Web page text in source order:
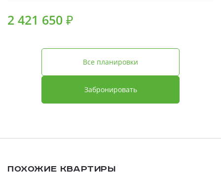
2 421 650 ₽
Забронировать
Все планировки
Похожие квартиры